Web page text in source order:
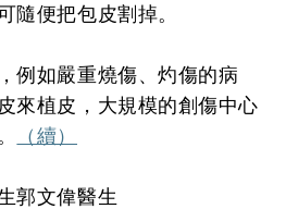
隨便把包皮割掉。
例如嚴重燒傷、灼傷的病
來植皮，大規模的創傷中心
（續）
郭文偉醫生